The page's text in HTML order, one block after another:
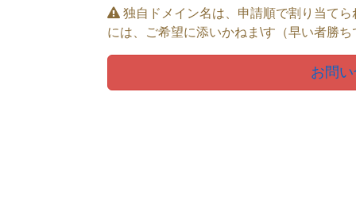
独自ドメイン名は、申請順で割り当て
には、ご希望に添いかねま\す（早い者勝ち
お問